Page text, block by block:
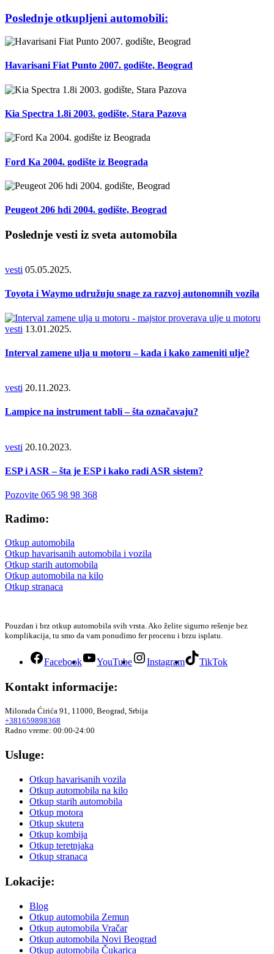
Poslednje otkupljeni automobili:
Havarisani Fiat Punto 2007. godište, Beograd
Kia Spectra 1.8i 2003. godište, Stara Pazova
Ford Ka 2004. godište iz Beograda
Peugeot 206 hdi 2004. godište, Beograd
Poslednje vesti iz sveta automobila
vesti 05.05.2025.
Toyota i Waymo udružuju snage za razvoj autonomnih vozila
vesti 13.01.2025.
Interval zamene ulja u motoru – kada i kako zameniti ulje?
vesti 20.11.2023.
Lampice na instrument tabli – šta označavaju?
vesti 20.10.2023.
ESP i ASR – šta je ESP i kako radi ASR sistem?
Pozovite 065 98 98 368
Radimo:
Otkup automobila
Otkup havarisanih automobila i vozila
Otkup starih automobila
Otkup automobila na kilo
Otkup stranaca
Pouzdan i brz otkup automobila svih vrsta. Ako želite sigurno rešenje bez
komplikacija, tu smo da vam ponudimo fer procenu i brzu isplatu.
Facebook YouTube Instagram TikTok
Kontakt informacije:
Milorada Ćirića 91, 11000, Beograd, Srbija
+381659898368
Radno vreme: 00:00-24:00
Usluge:
Otkup havarisanih vozila
Otkup automobila na kilo
Otkup starih automobila
Otkup motora
Otkup skutera
Otkup kombija
Otkup teretnjaka
Otkup stranaca
Lokacije:
Blog
Otkup automobila Zemun
Otkup automobila Vračar
Otkup automobila Novi Beograd
Otkup automobila Čukarica